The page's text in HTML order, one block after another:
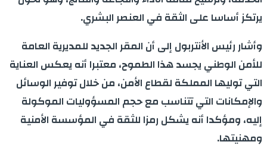
يرتكز أساسا على الثقة في العنصر البشري.
وأشار رئيس الأنتربول إلى أن المقر الجديد للمديرية العامة
للأمن الوطني يجسد هذا الطموح، معتبرا أنه يعكس العناية
التي توليها المملكة لقطاع الأمن، من خلال توفير الوسائل
والإمكانات التي تتناسب مع حجم المسؤوليات الموكولة
إليه، ومؤكدا أنه يشكل رمزا للثقة في المؤسسة الأمنية
ومهنيتها.